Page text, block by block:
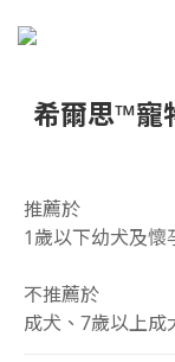
希爾思™寵
推薦於
1歲以下幼犬及懷
不推薦於
成犬、7歲以上成